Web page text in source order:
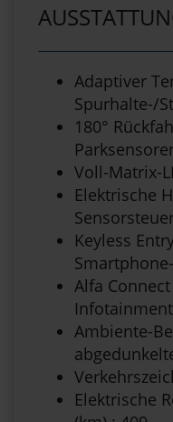
Adaptiver
Spurhalte-/
180°
Voll-Matrix-
Elektrische
Keyless
Alfa
Ambiente-
Elektrische